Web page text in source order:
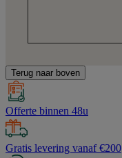
Terug naar boven
Offerte binnen 48u
Gratis levering vanaf €200